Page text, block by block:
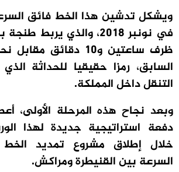
ويشكل تدشين هذا الخط فائق
في نونبر 2018، والذي يربط
السابق، رمزا حقيقيا للحداثة
التنقل داخل المملكة.
وبعد نجاح هذه المرحلة الأولى،
دفعة استراتيجية جديدة لهذا
خلال إطلاق مشروع تمديد
السرعة بين القنيطرة ومراكش.